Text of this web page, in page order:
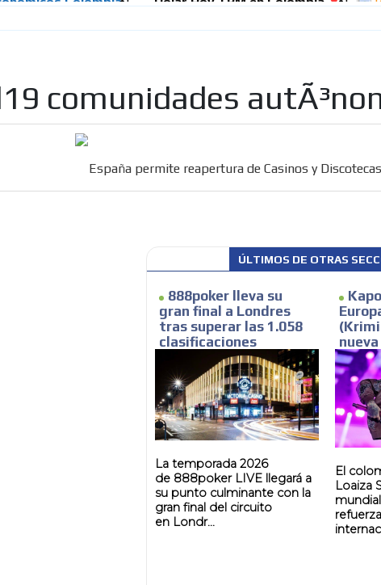
España permite reapertura
Discotecas en las
MVE ADS
comunidades
España permite reapertura de Casinos y
ÚLTIMOS DE OTRAS
888poker lleva su
gran final a Londres
tras superar las 1.058
clasificaciones
La temporada 2026
de 888poker LIVE llegará a
su punto culminante con la
gran final del circuito
en Londr...
El
Loaiza